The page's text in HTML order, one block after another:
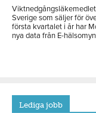
Sverige som säljer för
första kvartalet i år har
nya data från E-
Lediga jobb